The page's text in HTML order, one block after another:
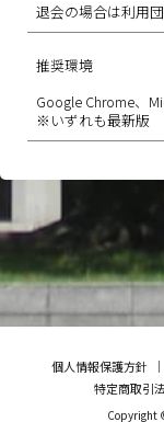
退会の場合は利用
推奨環境
Google Chrome、
※いずれも最新版
個人情報保護方針
特定商取引
Copyright